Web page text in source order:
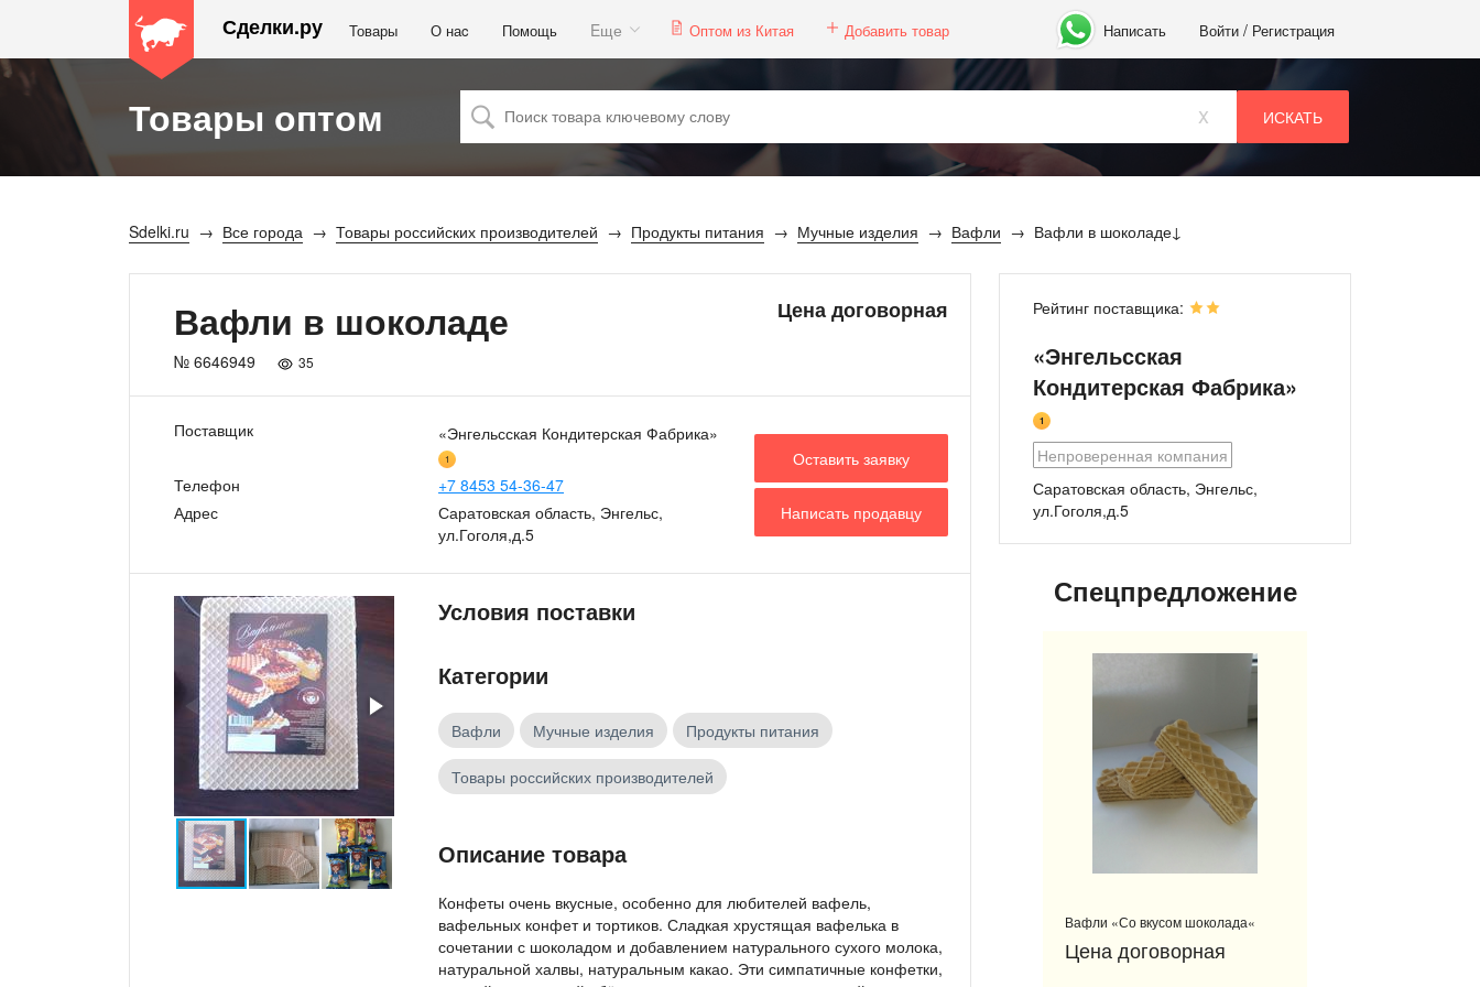
Сделки.ру Написать Войти / Регистрация
Товары О наc Помощь Eще Оптом из Китая Добавить товар
Товары оптом x
Sdelki.ru Все города Товары российских производителей Продукты питания Мучные изделия Вафли Вафли в шоколаде
Вафли в шоколаде
№ 6646949 35
Цена договорная
Поставщик «Энгельсская Кондитерская Фабрика»
1
Телефон
+7 8453 54-36-47
Адрес
Саратовская область, Энгельс,
ул.Гоголя,д.5
Оставить заявку
Написать продавцу
Условия поставки
Категории
Вафли Мучные изделия Продукты питания
Товары российских производителей
Описание товара
Конфеты очень вкусные, особенно для любителей вафель,
вафельных конфет и тортиков. Сладкая хрустящая вафелька в
сочетании с шоколадом и добавлением натурального сухого молока,
натуральной халвы, натуральным какао. Эти симпатичные конфетки,
Рейтинг поставщика:
«Энгельсская
Кондитерская Фабрика»
1
Непроверенная компания
Саратовская область, Энгельс,
ул.Гоголя,д.5
Спецпредложение
Вафли «Со вкусом шоколада«
Цена договорная